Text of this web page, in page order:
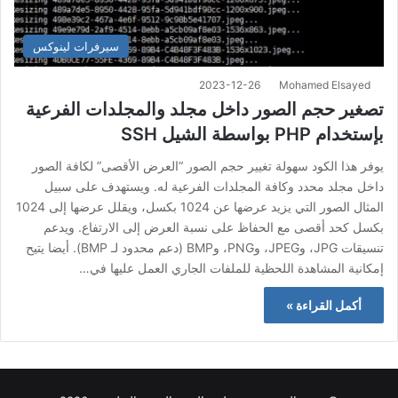
سيرفرات لينوكس
Mohamed Elsayed
2023-12-26
تصغير حجم الصور داخل مجلد والمجلدات الفرعية
بإستخدام PHP بواسطة الشيل SSH
يوفر هذا الكود سهولة تغيير حجم الصور “العرض الأقصى” لكافة الصور
داخل مجلد محدد وكافة المجلدات الفرعية له. ويستهدف على سبيل
المثال الصور التي يزيد عرضها عن 1024 بكسل، ويقلل عرضها إلى 1024
بكسل كحد أقصى مع الحفاظ على نسبة العرض إلى الارتفاع. ويدعم
تنسيقات JPG، وJPEG، وPNG، وBMP (دعم محدود لـ BMP). أيضا يتيح
إمكانية المشاهدة اللحظية للملفات الجاري العمل عليها في…
أكمل القراءة »